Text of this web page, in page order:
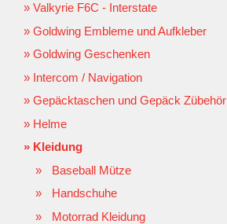
Valkyrie F6C - Interstate
Goldwing Embleme und Aufkleber
Goldwing Geschenken
Intercom / Navigation
Gepäcktaschen und Gepäck Zübehör
Helme
Kleidung
Baseball Mütze
Handschuhe
Motorrad Kleidung